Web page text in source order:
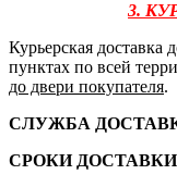
3.
Курьерская доставка
пунктах по всей
до двери покупателя.
СЛУЖБА
СРОКИ ДОСТАВКИ